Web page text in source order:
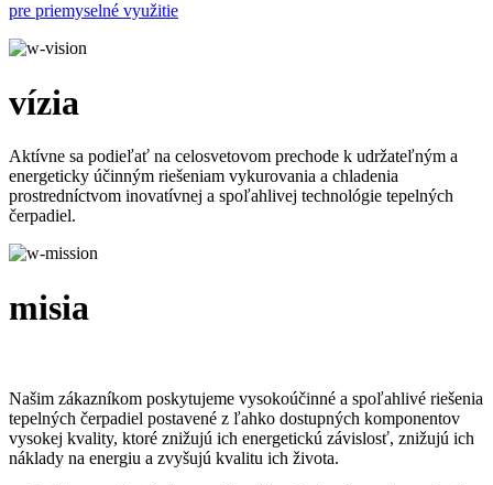
pre priemyselné využitie
vízia
Aktívne sa podieľať na celosvetovom prechode k udržateľným a
energeticky účinným riešeniam vykurovania a chladenia
prostredníctvom inovatívnej a spoľahlivej technológie tepelných
čerpadiel.
misia
Našim zákazníkom poskytujeme vysokoúčinné a spoľahlivé riešenia
tepelných čerpadiel postavené z ľahko dostupných komponentov
vysokej kvality, ktoré znižujú ich energetickú závislosť, znižujú ich
náklady na energiu a zvyšujú kvalitu ich života.